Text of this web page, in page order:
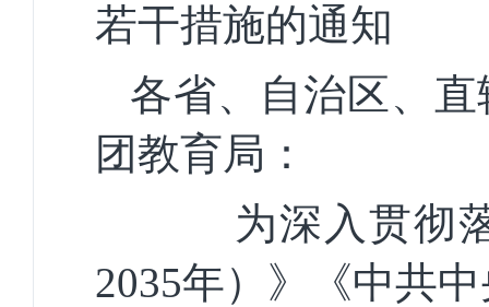
若干措施的通知
各省、自治区、
团教育局：
为深入贯彻落
2035年）》《中共